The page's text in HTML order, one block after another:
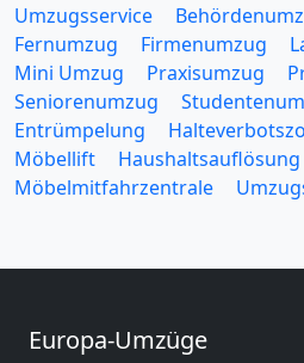
Umzugsservice
Fernumzug
Firmenumzug
Mini Umzug
Praxisumzug
Seniorenumzug
Entrümpelung
Möbellift
Haushaltsauflösung
Möbelmitfahrzentrale
Europa-Umzüge